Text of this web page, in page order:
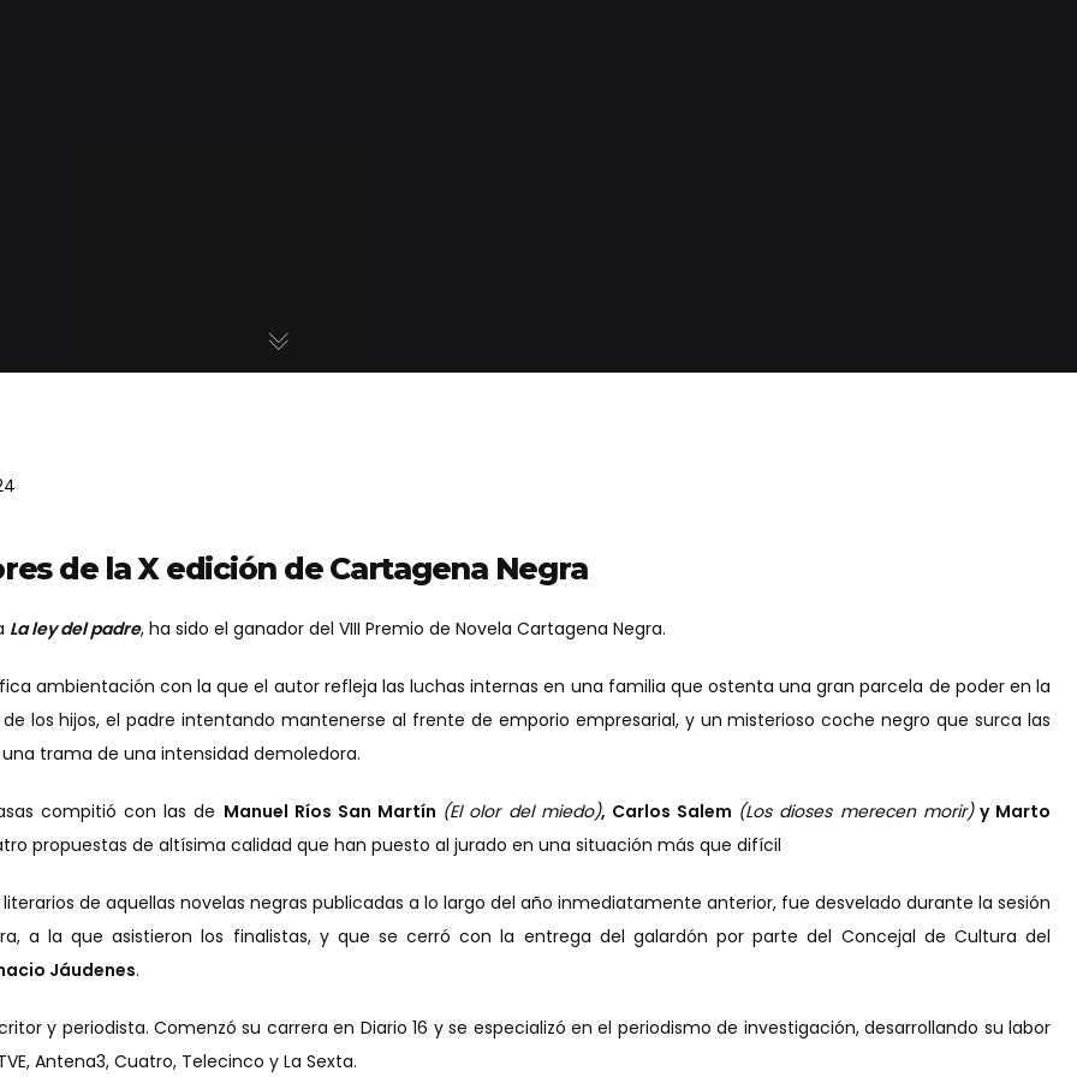
de la X edición de Cartagena Negra
La ley del padre, ha sido el ganador del VIII Premio de Novela Cartagena Negra.
ambientación con la que el autor refleja las luchas internas en una familia que ostenta una gran parcela de poder en la
los hijos, el padre intentando mantenerse al frente de emporio empresarial, y un misterioso coche negro que surca las
trama de una intensidad demoledora.
compitió con las de Manuel Ríos San Martín (El olor del miedo), Carlos Salem (Los dioses merecen morir)y Marto
propuestas de altísima calidad que han puesto al jurado en una situación más que difícil
de aquellas novelas negras publicadas a lo largo del año inmediatamente anterior, fue desvelado durante la sesión
a la que asistieron los finalistas, y que se cerró con la entrega del galardón por parte del Concejal de Cultura del
Jáudenes.
y periodista. Comenzó su carrera en Diario 16 y se especializó en el periodismo de investigación, desarrollando su labor
Antena3, Cuatro, Telecinco y La Sexta.